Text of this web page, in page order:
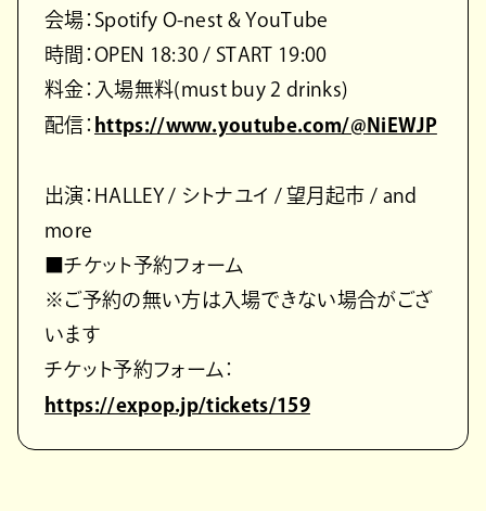
会場：Spotify O-nest & YouTube
時間：OPEN 18:30 / START 19:00
料金：入場無料(must buy 2 drinks)
配信： https://www.youtube.com/@NiEWJP
出演：HALLEY / シトナユイ / 望月起市 / and
more
■チケット予約フォーム
※ご予約の無い方は入場できない場合がござ
います
チケット予約フォーム：
https://expop.jp/tickets/159